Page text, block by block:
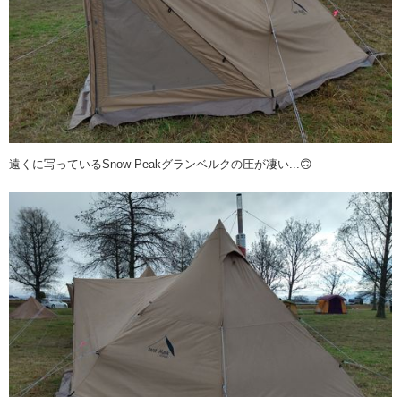
遠くに写っているSnow Peakグランベルクの圧が凄い...🙃